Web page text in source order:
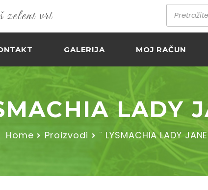
vrt
GALERIJA MOJ RAČUN
LADY
Home Proizvodi ¨ LYSMACHIA LADY